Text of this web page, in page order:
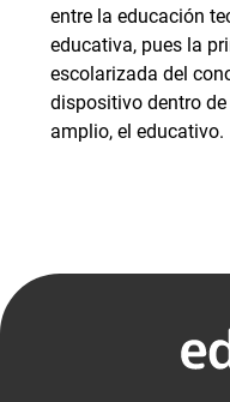
entre la educación
educativa, pues la
escolarizada del
dispositivo dentro
amplio, el educativo.